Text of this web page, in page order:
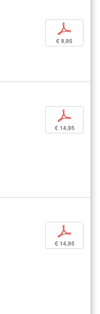
p
€ 9,95
p
€ 14,95
p
€ 14,95